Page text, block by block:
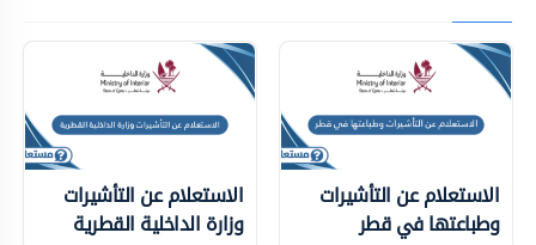
الاستعلام عن التأشيرات
وطباعتها في قطر
الاستعلام عن التأشيرات
وزارة الداخلية ‏القطرية